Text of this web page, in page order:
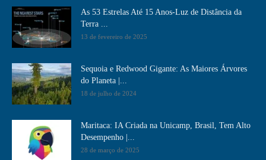
As 53 Estrelas Até 15 Anos-Luz de Distância da
Terra ...
13 de fevereiro de 2025
Sequoia e Redwood Gigante: As Maiores Árvores
do Planeta |...
18 de julho de 2024
Maritaca: IA Criada na Unicamp, Brasil, Tem Alto
Desempenho​ |...
28 de março de 2025